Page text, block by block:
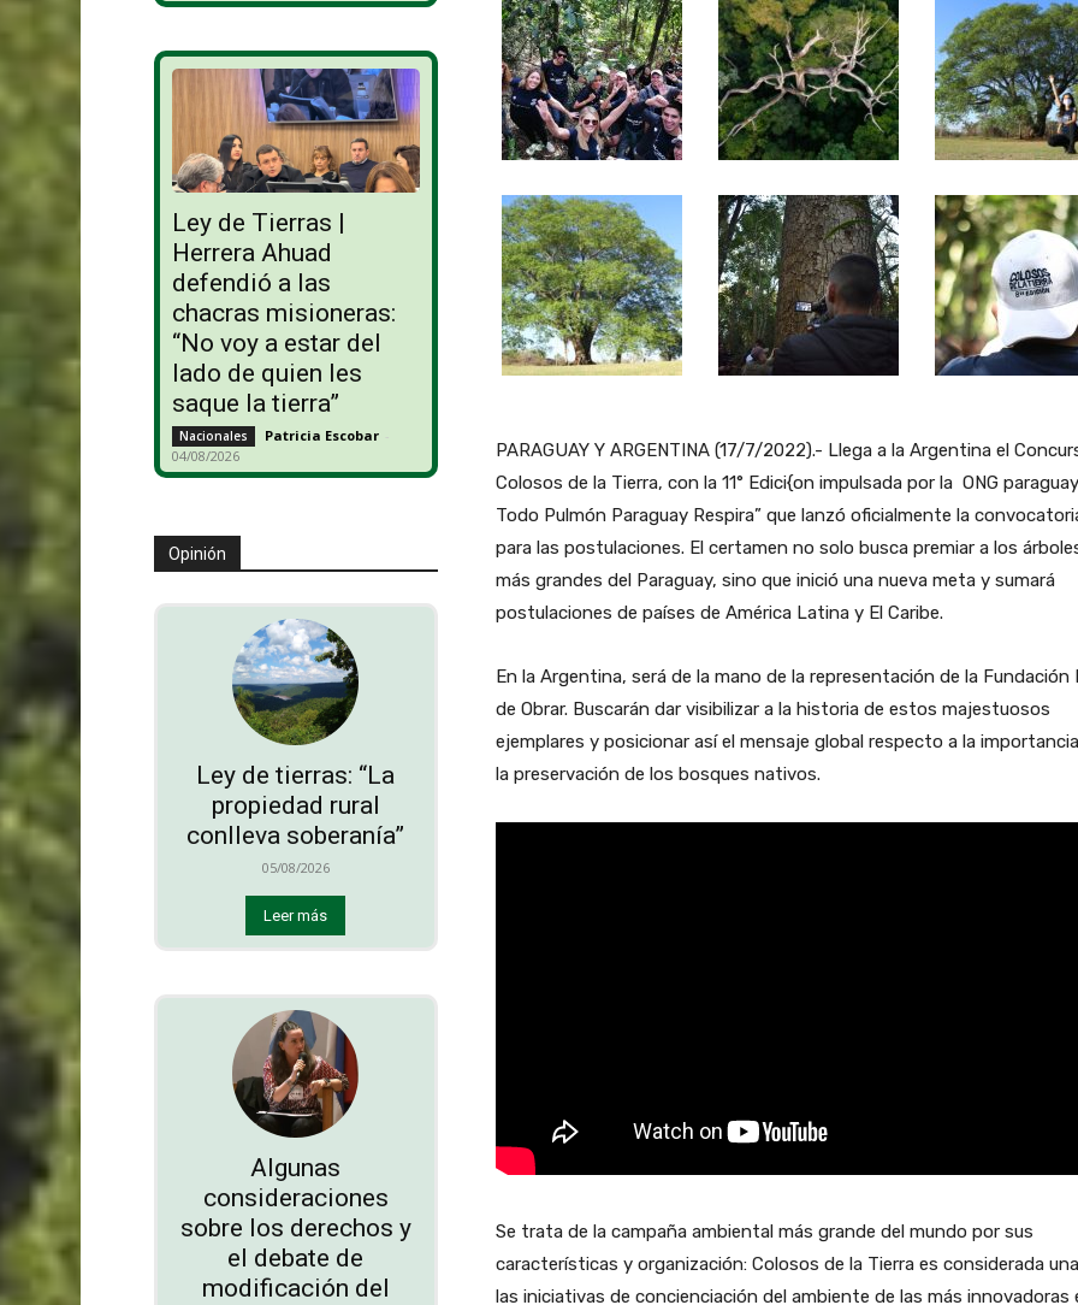
Ley de Tierras |
Herrera Ahuad
defendió a las
chacras misioneras:
“No voy a estar del
lado de quien les
saque la tierra”
Nacionales Patricia Escobar -
04/08/2026
Opinión
Ley de tierras: “La
propiedad rural
conlleva soberanía”
05/08/2026
Leer más
Algunas
consideraciones
sobre los derechos y
el debate de
modificación del
PARAGUAY Y ARGENTINA (17/7/2022).- Llega a la Argentina el
Colosos de la Tierra, con la 11° Edici{on impulsada por la ONG
Todo Pulmón Paraguay Respira” que lanzó oficialmente la
para las postulaciones. El certamen no solo busca premiar a los
más grandes del Paraguay, sino que inició una nueva meta y sumará
postulaciones de países de América Latina y El Caribe.
En la Argentina, será de la mano de la representación de la Fundación
de Obrar. Buscarán dar visibilizar a la historia de estos majestuosos
ejemplares y posicionar así el mensaje global respecto a la
la preservación de los bosques nativos.
Se trata de la campaña ambiental más grande del mundo por sus
características y organización: Colosos de la Tierra es considerada
las iniciativas de concienciación del ambiente de las más innovadoras